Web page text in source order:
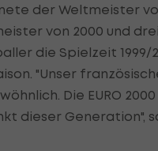
der Weltmeister
von 2000 und
die Spielzeit 1999/
"Unser
Die EURO
dieser Generation",